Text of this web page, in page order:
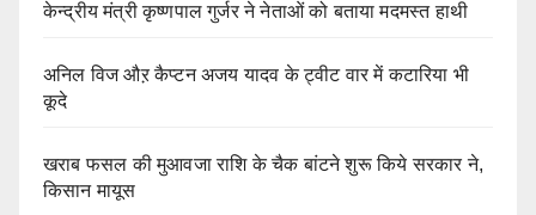
केन्द्रीय मंत्री कृष्णपाल गुर्जर ने नेताओं को बताया मदमस्त हाथी
अनिल विज औऱ कैप्टन अजय यादव के ट्वीट वार में कटारिया भी
कूदे
खराब फसल की मुआवजा राशि के चैक बांटने शुरू किये सरकार ने,
किसान मायूस